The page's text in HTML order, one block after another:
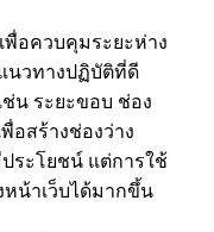
พื่อควบคุมระยะห่าง
นวทางปฏิบัติที่ดี
น ระยะขอบ ช่อง
อสร้างช่องว่าง
ระโยชน์ แต่การใช้
น้าเว็บได้มากขึ้น